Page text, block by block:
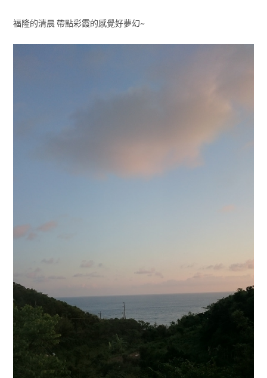
福隆的清晨 帶點彩霞的感覺好夢幻~